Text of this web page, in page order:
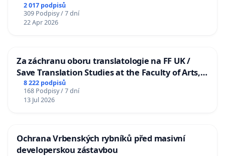
2 017 podpisů
309 Podpisy / 7 dní
22 Apr 2026
Za záchranu oboru translatologie na FF UK /
Save Translation Studies at the Faculty of Arts,
Charles University
8 222 podpisů
168 Podpisy / 7 dní
13 Jul 2026
Ochrana Vrbenských rybníků před masivní
developerskou zástavbou